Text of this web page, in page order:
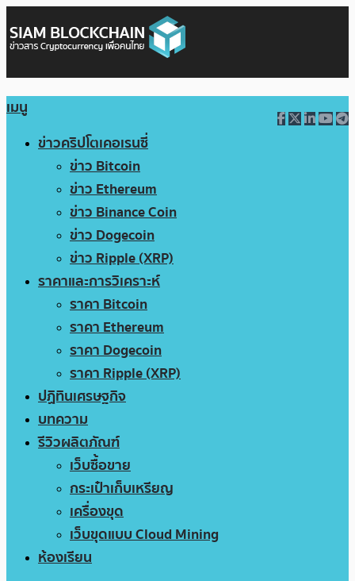
เมนู
ข่าวคริปโตเคอเรนซี่
ข่าว Bitcoin
ข่าว Ethereum
ข่าว Binance Coin
ข่าว Dogecoin
ข่าว Ripple (XRP)
ราคาและการวิเคราะห์
ราคา Bitcoin
ราคา Ethereum
ราคา Dogecoin
ราคา Ripple (XRP)
ปฏิทินเศรษฐกิจ
บทความ
รีวิวผลิตภัณฑ์
เว็บซื้อขาย
กระเป๋าเก็บเหรียญ
เครื่องขุด
เว็บขุดแบบ Cloud Mining
ห้องเรียน